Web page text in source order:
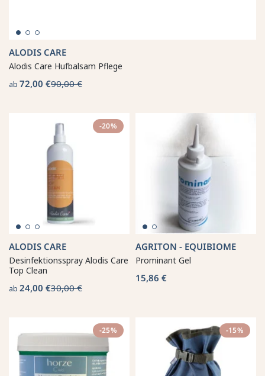
ALODIS CARE
Alodis Care Hufbalsam Pflege
ab 72,00 €90,00 €
-20%
ALODIS CARE
Desinfektionsspray Alodis Care
Top Clean
ab 24,00 €30,00 €
AGRITON - EQUIBIOME
Prominant Gel
15,86 €
-25% -15%